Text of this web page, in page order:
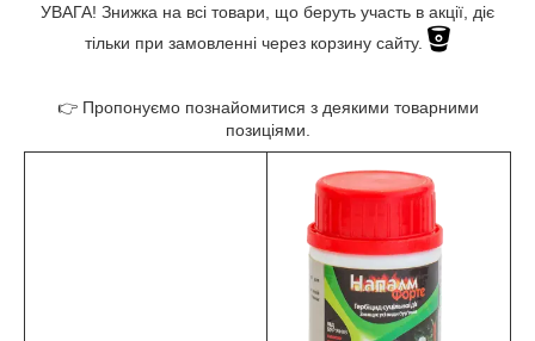
УВАГА! Знижка на всі товари, що беруть участь в акції, діє
тільки при замовленні через корзину сайту.
👉 Пропонуємо познайомитися з деякими товарними
позиціями.